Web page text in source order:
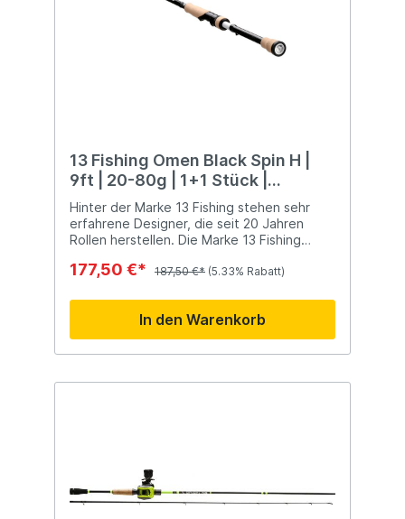
13 Fishing Omen Black Spin H |
9ft | 20-80g | 1+1 Stück |
Spinnrute
Hinter der Marke 13 Fishing stehen sehr
erfahrene Designer, die seit 20 Jahren
Rollen herstellen. Die Marke 13 Fishing
eigene Philosophie bei der Entwicklung von
Rollen und Rollen gehören natürlich auch
Angelruten. 13 Fishing bietet Ruten sowohl
für den Einsatz mit einer Rolle oder Rolle
als auch für das Angeln im Süß- oder
Rollen, die zudem von hervorragender
177,50 €* 187,50 €* (5.33% Rabatt)
In den Warenkorb